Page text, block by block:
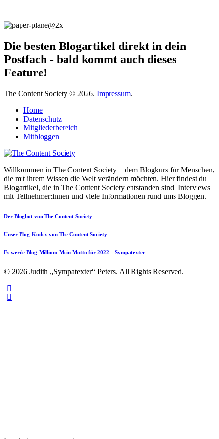
Die besten Blogartikel direkt in dein
Postfach - bald kommt auch dieses
Feature!
The Content Society © 2026. Impressum.
Home
Datenschutz
Mitgliederbereich
Mitbloggen
Willkommen in The Content Society – dem Blogkurs für Menschen,
die mit ihrem Wissen die Welt verändern möchten. Hier findest du
Blogartikel, die in The Content Society entstanden sind, Interviews
mit Teilnehmer:innen und viele Informationen rund ums Bloggen.
Der Blogbot von The Content Society
Unser Blog-Kodex von The Content Society
Es werde Blog-Million: Mein Motto für 2022 – Sympatexter
© 2026 Judith „Sympatexter“ Peters. All Rights Reserved.